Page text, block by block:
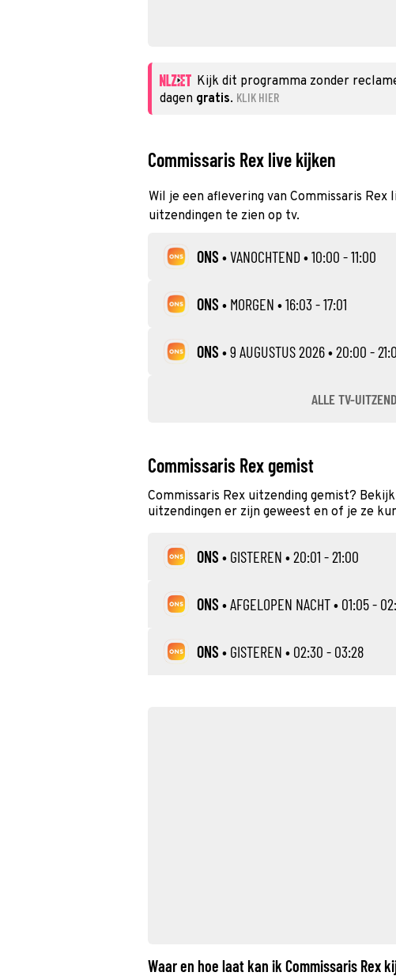
Kijk dit programma zonder
dagen gratis. KLIK HIER
Commissaris Rex live kijken
Wil je een aflevering van Commissaris Rex
uitzendingen te zien op tv.
ONS •VANOCHTEND • 10:00 - 11:00
ONS • MORGEN • 16:03 - 17:01
ONS •9 AUGUSTUS 2026• 20:00 -
ALLE TV-
Commissaris Rex gemist
Commissaris Rex uitzending gemist?
uitzendingen er zijn geweest en of je ze
ONS • GISTEREN • 20:01 - 21:00
ONS •AFGELOPEN NACHT• 01:05 -
ONS • GISTEREN • 02:30 - 03:28
Waar en hoe laat kan ik Commissaris Rex